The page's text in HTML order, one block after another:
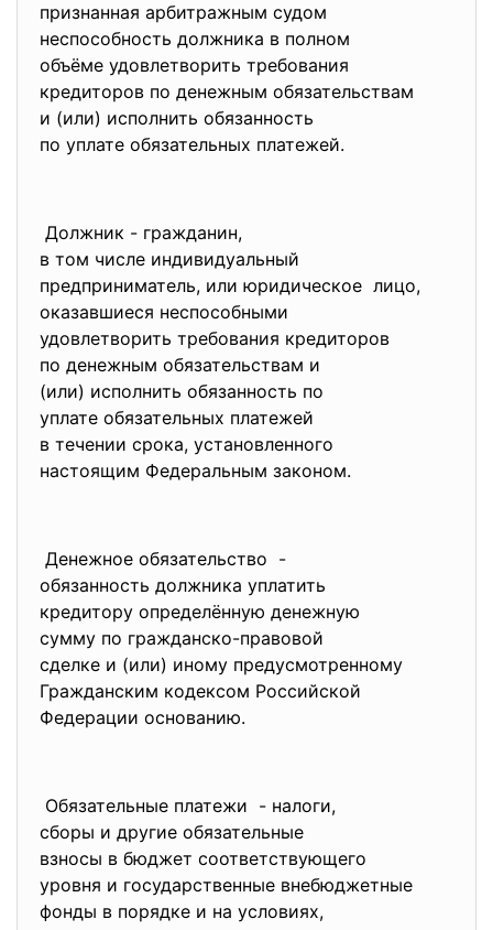
признанная арбитражным судом
неспособность должника в полном
объёме удовлетворить требования
кредиторов по денежным обязательствам
и (или) исполнить обязанность
по уплате обязательных платежей.
Должник - гражданин,
в том числе индивидуальный
предприниматель, или юридическое лицо,
оказавшиеся неспособными
удовлетворить требования кредиторов
по денежным обязательствам и
(или) исполнить обязанность по
уплате обязательных платежей
в течении срока, установленного
настоящим Федеральным законом.
Денежное обязательство -
обязанность должника уплатить
кредитору определённую денежную
сумму по гражданско-правовой
сделке и (или) иному предусмотренному
Гражданским кодексом Российской
Федерации основанию.
Обязательные платежи - налоги,
сборы и другие обязательные
взносы в бюджет соответствующего
уровня и государственные внебюджетные
фонды в порядке и на условиях,